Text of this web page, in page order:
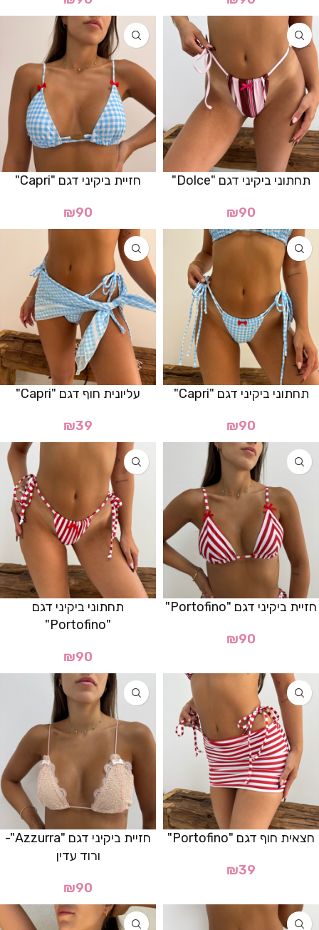
תחתוני ביקיני דגם "Dolce"
₪90
חזיית ביקיני דגם "Capri"
₪90
תחתוני ביקיני דגם "Capri"
₪90
עליונית חוף דגם "Capri"
₪39
חזיית ביקיני דגם "Portofino"
₪90
תחתוני ביקיני דגם
"Portofino"
₪90
חצאית חוף דגם "Portofino"
₪39
חזיית ביקיני דגם "Azzurra"-
ורוד עדין
₪90